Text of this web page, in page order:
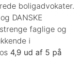
boligadvokater.
DANSKE
faglige og
i
4,9 ud af 5 på